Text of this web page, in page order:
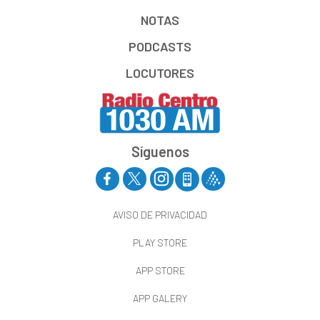
NOTAS
PODCASTS
LOCUTORES
Síguenos
AVISO DE PRIVACIDAD
PLAY STORE
APP STORE
APP GALERY